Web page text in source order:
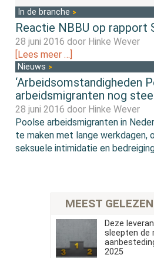
In de branche
Reactie NBBU op rapport
28 juni 2016 door Hinke Wever
[Lees meer …]
Nieuws
‘Arbeidsomstandigheden
arbeidsmigranten nog
28 juni 2016 door Hinke Wever
Poolse arbeidsmigranten in
te maken met lange werkdagen,
seksuele intimidatie en
MEEST GELEZEN
Deze
sleepten de
2025